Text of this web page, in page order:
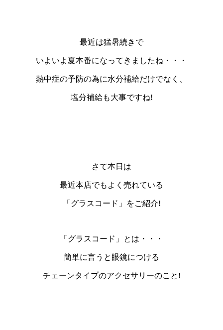
最近は猛暑続きで
いよいよ夏本番になってきましたね・・・
熱中症の予防の為に水分補給だけでなく、
塩分補給も大事ですね!
さて本日は
最近本店でもよく売れている
「グラスコード」 をご紹介!
「グラスコード」とは・・・
簡単に言うと眼鏡につける
チェーンタイプのアクセサリーのこと!